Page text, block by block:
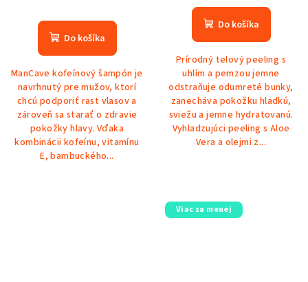
Do košíka
ManCave kofeínový šampón je
navrhnutý pre mužov, ktorí
chcú podporiť rast vlasov a
zároveň sa starať o zdravie
pokožky hlavy. Vďaka
kombinácii kofeínu, vitamínu
E, bambuckého...
Do košíka
Prírodný telový peeling s
uhlím a pemzou jemne
odstraňuje odumreté bunky,
zanecháva pokožku hladkú,
sviežu a jemne hydratovanú.
Vyhladzujúci peeling s Aloe
Vera a olejmi z...
Viac za menej